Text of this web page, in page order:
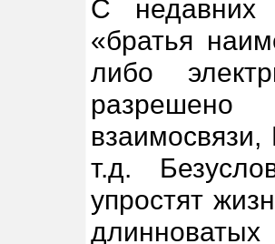
С недавних
«братья
либо
разрешено
т.д.
упростят
длинноватых